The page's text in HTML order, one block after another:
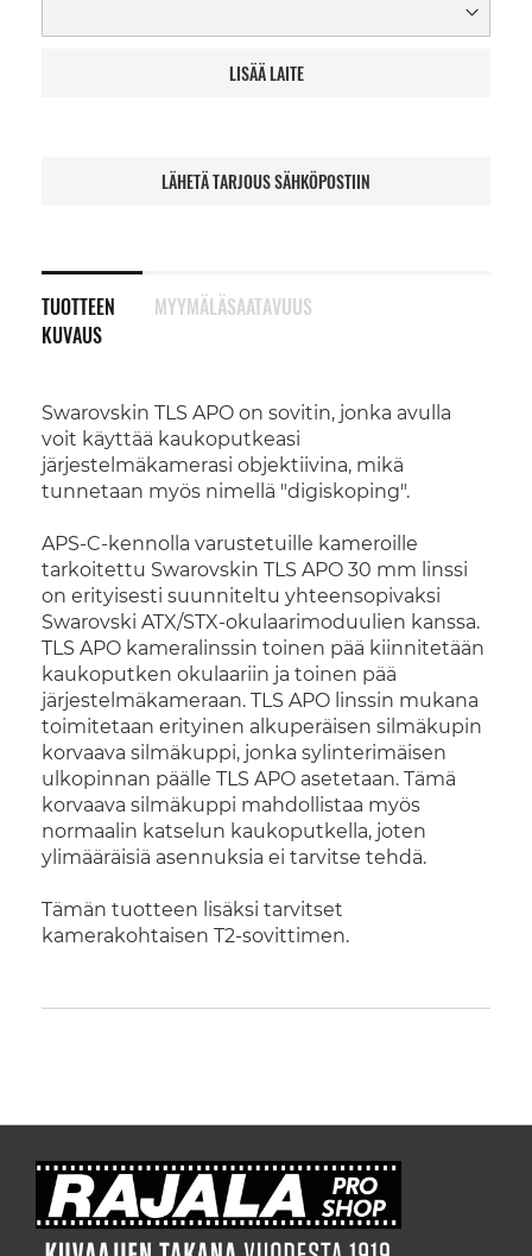
LISÄÄ LAITE
LÄHETÄ TARJOUS SÄHKÖPOSTIIN
TUOTTEEN
KUVAUS
Swarovskin TLS APO on sovitin, jonka avulla
voit käyttää kaukoputkeasi
järjestelmäkamerasi objektiivina, mikä
tunnetaan myös nimellä "digiskoping".
APS-C-kennolla varustetuille kameroille
tarkoitettu Swarovskin TLS APO 30 mm linssi
on erityisesti suunniteltu yhteensopivaksi
Swarovski ATX/STX-okulaarimoduulien kanssa.
TLS APO kameralinssin toinen pää kiinnitetään
kaukoputken okulaariin ja toinen pää
järjestelmäkameraan. TLS APO linssin mukana
toimitetaan erityinen alkuperäisen silmäkupin
korvaava silmäkuppi, jonka sylinterimäisen
ulkopinnan päälle TLS APO asetetaan. Tämä
korvaava silmäkuppi mahdollistaa myös
normaalin katselun kaukoputkella, joten
ylimääräisiä asennuksia ei tarvitse tehdä.
Tämän tuotteen lisäksi tarvitset
kamerakohtaisen T2-sovittimen.
MYYMÄLÄSAATAVUUS